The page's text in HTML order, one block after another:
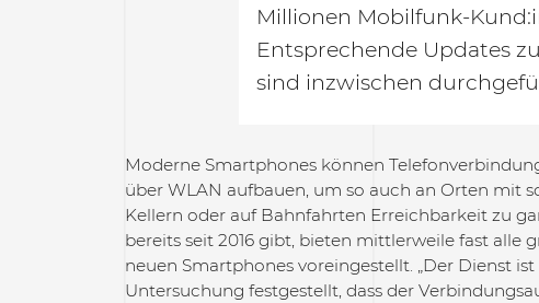
Millionen Mobilfunk-
Entsprechende Updates
sind inzwischen
Moderne Smartphones können
über WLAN aufbauen, um so auch an Orten mit
Kellern oder auf Bahnfahrten Erreichbarkeit zu
bereits seit 2016 gibt, bieten mittlerweile fast
neuen Smartphones voreingestellt. „Der Dienst
Untersuchung festgestellt, dass der